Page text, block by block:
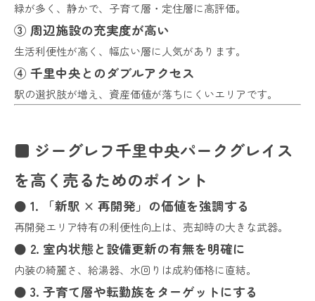
緑が多く、静かで、子育て層・定住層に高評価。
③ 周辺施設の充実度が高い
生活利便性が高く、幅広い層に人気があります。
④ 千里中央とのダブルアクセス
駅の選択肢が増え、資産価値が落ちにくいエリアです。
■ ジーグレフ千里中央パークグレイス
を高く売るためのポイント
● 1. 「新駅 × 再開発」の価値を強調する
再開発エリア特有の利便性向上は、売却時の大きな武器。
● 2. 室内状態と設備更新の有無を明確に
内装の綺麗さ、給湯器、水回りは成約価格に直結。
● 3. 子育て層や転勤族をターゲットにする